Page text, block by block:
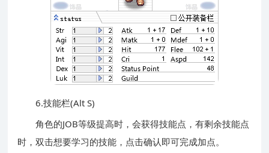
6.技能栏(Alt S)
角色的JOB等级提高时，会获得技能点，有剩余技能点
时，双击想要学习的技能，点击确认即可完成加点。